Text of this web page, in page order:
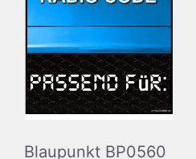
Blaupunkt BP0560